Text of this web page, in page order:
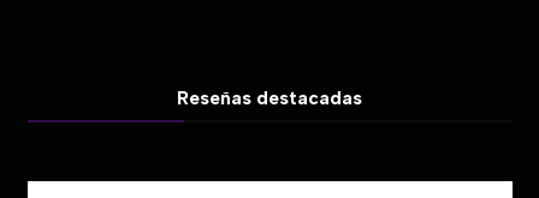
Reseñas destacadas